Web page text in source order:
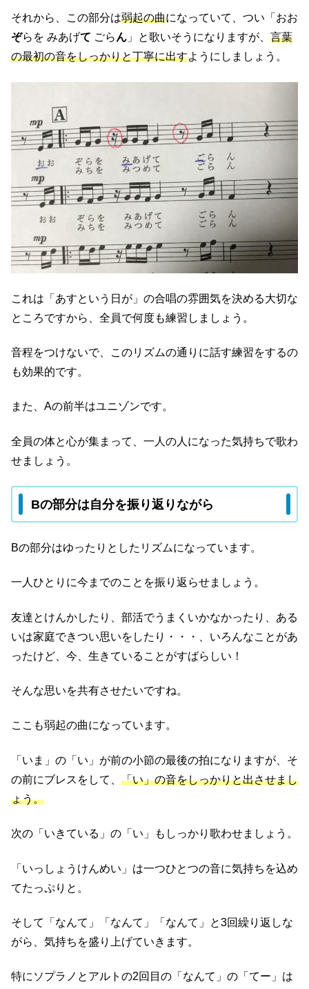
それから、この部分は弱起の曲になっていて、つい「おお
ぞらを みあげて ごらん 」と歌いそうになりますが、 言葉
の最初の音をしっかりと丁寧に出すようにしましょう。
これは「あすという日が」の合唱の雰囲気を決める大切な
ところですから、全員で何度も練習しましょう。
音程をつけないで、このリズムの通りに話す練習をするの
も効果的です。
また、Aの前半はユニゾンです。
全員の体と心が集まって、一人の人になった気持ちで歌わ
せましょう。
Bの部分は自分を振り返りながら
Bの部分はゆったりとしたリズムになっています。
一人ひとりに今までのことを振り返らせましょう。
友達とけんかしたり、部活でうまくいかなかったり、ある
いは家庭できつい思いをしたり・・・、いろんなことがあ
ったけど、今、生きていることがすばらしい！
そんな思いを共有させたいですね。
ここも弱起の曲になっています。
「いま」の「い」が前の小節の最後の拍になりますが、そ
の前にブレスをして、 「い」の音をしっかりと出させまし
ょう。
次の「いきている」の「い」もしっかり歌わせましょう。
「いっしょうけんめい」は一つひとつの音に気持ちを込め
てたっぷりと。
そして「なんて」「なんて」「なんて」と3回繰り返しな
がら、気持ちを盛り上げていきます。
特にソプラノとアルトの2回目の「なんて」の「てー」は